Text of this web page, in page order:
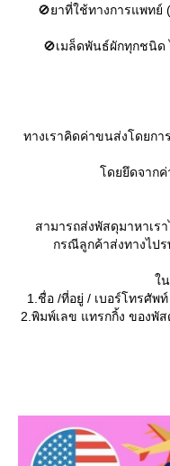
🚫ยาที่ใช้ทางการแพท
🚫เมล็ดพันธ์ผักทุกชนิด
ทางเราคิดค่าขนส่งโดยกา
ดยยึดจากค่
สามารถส่งพัสดุมาหาเร
กรณีลูกค้าส่งทางไป
น
1.ชื่อ /ที่อยู่ / เบอร์โทรศัพ
2.พิมพ์เลข แทรกกิ้ง ของพั